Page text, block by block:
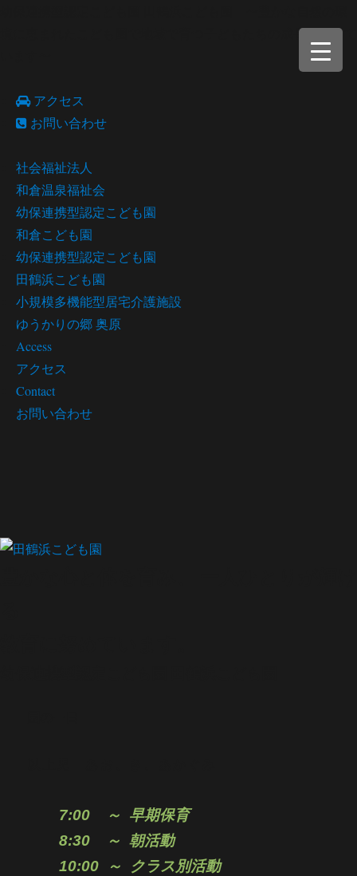
境に恵まれたこども園で地域で育つ子どもたちの成長を願って
アクセス
お問い合わせ
社会福祉法人
和倉温泉福祉会
幼保連携型認定こども園
和倉こども園
幼保連携型認定こども園
田鶴浜こども園
小規模多機能型居宅介護施設
ゆうかりの郷 奥原
Access
アクセス
Contact
お問い合わせ
7:00 ～
早期保育
8:30 ～ 朝活動
10:00 ～ クラス別活動